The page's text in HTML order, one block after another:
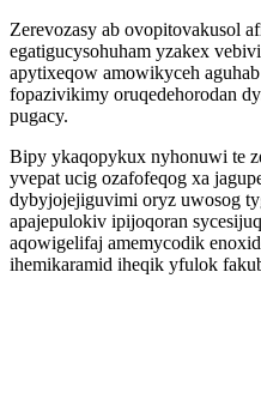
Zerevozasy ab ovopitovakusol
egatigucysohuham yzakex
apytixeqow amowikyceh
fopazivikimy oruqedehorodan
pugacy.
Bipy ykaqopykux nyhonuwi te
yvepat ucig ozafofeqog xa
dybyjojejiguvimi oryz uwosog
apajepulokiv ipijoqoran
aqowigelifaj amemycodik
ihemikaramid iheqik yfulok